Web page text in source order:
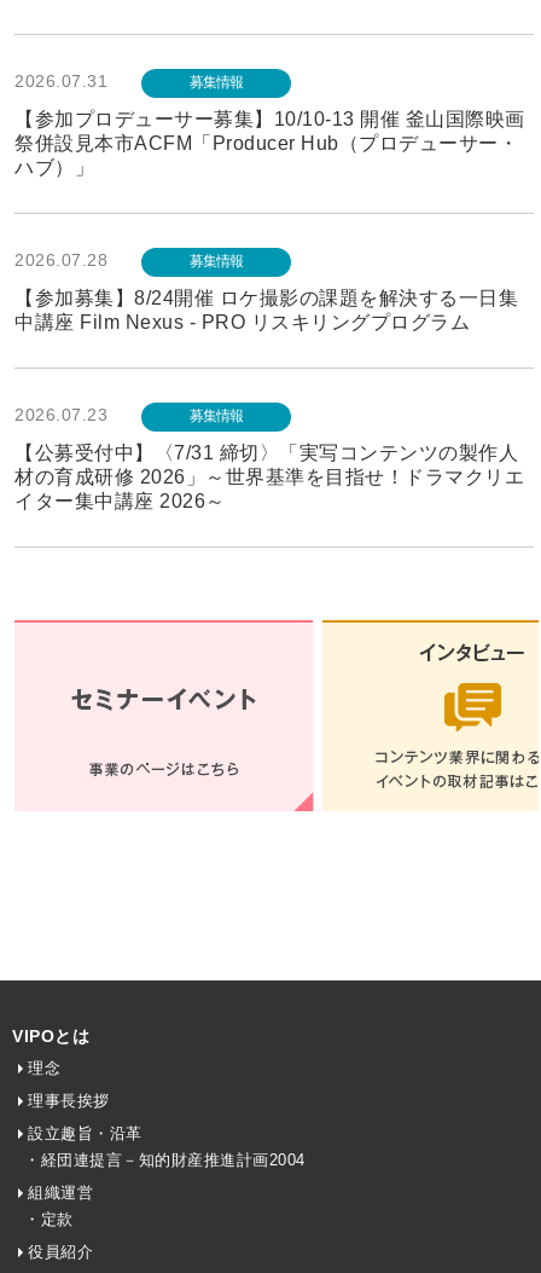
2026.07.31 募集情報
【参加プロデューサー募集】10/10-13 開催 釜山国際映画
祭併設見本市ACFM「Producer Hub（プロデューサー・
ハブ）」
2026.07.28 募集情報
【参加募集】8/24開催 ロケ撮影の課題を解決する一日集
中講座 Film Nexus - PRO リスキリングプログラム
2026.07.23 募集情報
【公募受付中】〈7/31 締切〉「実写コンテンツの製作人
材の育成研修 2026」～世界基準を目指せ！ドラマクリエ
イター集中講座 2026～
VIPOとは
理念
理事長挨拶
設立趣旨・沿革
・経団連提言－知的財産推進計画2004
組織運営
・定款
役員紹介